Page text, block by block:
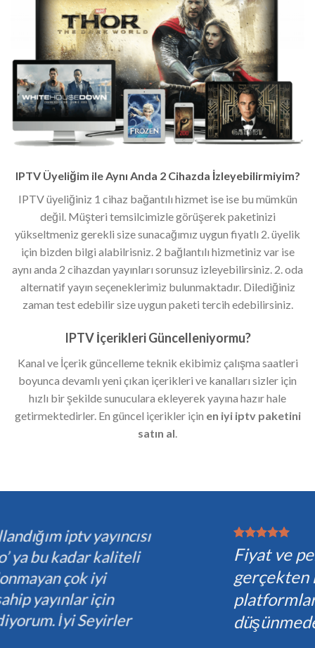
IPTV Üyeliğim ile Aynı Anda 2 Cihazda İzleyebilirmiyim?
IPTV üyeliğiniz 1 cihaz bağantılı hizmet ise ise bu mümkün
değil. Müşteri temsilcimizle görüşerek paketinizi
yükseltmeniz gerekli size sunacağımız uygun fiyatlı 2. üyelik
için bizden bilgi alabilrisniz. 2 bağlantılı hizmetiniz var ise
aynı anda 2 cihazdan yayınları sorunsuz izleyebilirsiniz. 2. oda
alternatif yayın seçeneklerimiz bulunmaktadır. Dilediğiniz
zaman test edebilir size uygun paketi tercih edebilirsiniz.
IPTV İçerikleri Güncelleniyormu?
Kanal ve İçerik güncelleme teknik ekibimiz çalışma saatleri
boyunca devamlı yeni çıkan içerikleri ve kanalları sizler için
hızlı bir şekilde sunuculara ekleyerek yayına hazır hale
getirmektedirler. En güncel içerikler için en iyi iptv paketini
satın al
Fiyat ve performans açısından
gerçekten mükemmel olan nadir
platformlardan birisi, hiç
düşünmeden tercih edebilirsiniz.